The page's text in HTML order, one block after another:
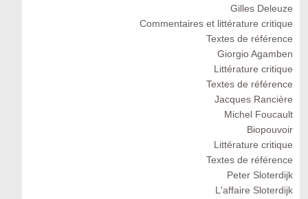
Gilles Deleuze
Commentaires et littérature critique
Textes de référence
Giorgio Agamben
Littérature critique
Textes de référence
Jacques Rancière
Michel Foucault
Biopouvoir
Littérature critique
Textes de référence
Peter Sloterdijk
L'affaire Sloterdijk